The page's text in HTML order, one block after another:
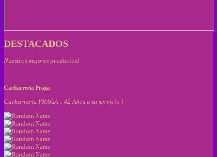
DESTACADOS
Nuestros mejores productos!
Cacharreria Praga
Cacharrería PRAGA .. 42 Años a su servicio !